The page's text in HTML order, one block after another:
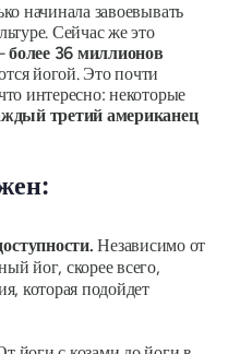
начинала завоевывать
Сейчас же это
более 36 миллионов
йогой. Это почти
интересно: некоторые
третий американец
Независимо от
йог, скорее всего,
которая подойдет